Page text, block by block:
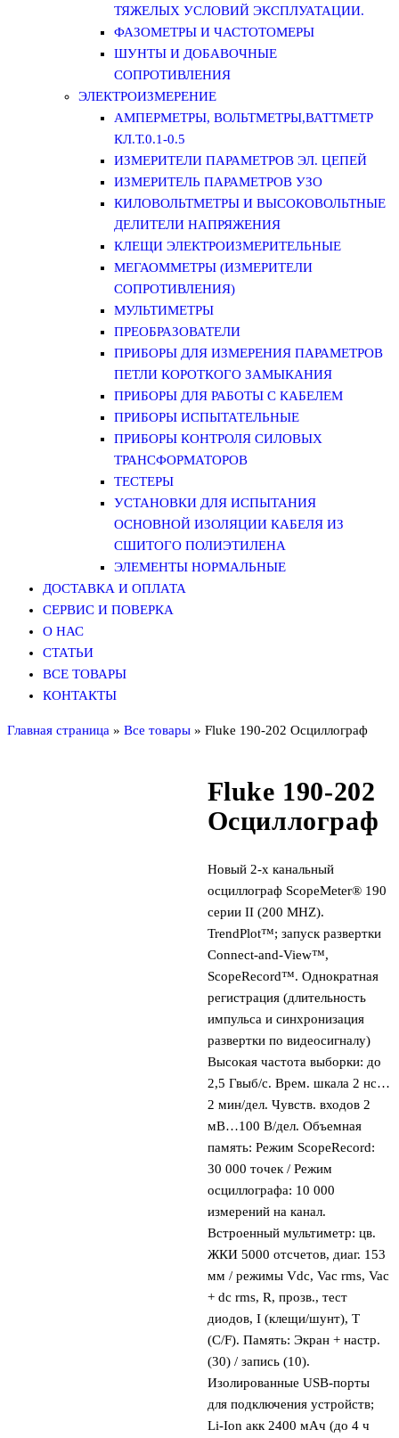
ТЯЖЕЛЫХ УСЛОВИЙ ЭКСПЛУАТАЦИИ.
ФАЗОМЕТРЫ И ЧАСТОТОМЕРЫ
ШУНТЫ И ДОБАВОЧНЫЕ
СОПРОТИВЛЕНИЯ
ЭЛЕКТРОИЗМЕРЕНИЕ
АМПЕРМЕТРЫ, ВОЛЬТМЕТРЫ,ВАТТМЕТР
КЛ.Т.0.1-0.5
ИЗМЕРИТЕЛИ ПАРАМЕТРОВ ЭЛ. ЦЕПЕЙ
ИЗМЕРИТЕЛЬ ПАРАМЕТРОВ УЗО
КИЛОВОЛЬТМЕТРЫ И ВЫСОКОВОЛЬТНЫЕ
ДЕЛИТЕЛИ НАПРЯЖЕНИЯ
КЛЕЩИ ЭЛЕКТРОИЗМЕРИТЕЛЬНЫЕ
МЕГАОММЕТРЫ (ИЗМЕРИТЕЛИ
СОПРОТИВЛЕНИЯ)
МУЛЬТИМЕТРЫ
ПРЕОБРАЗОВАТЕЛИ
ПРИБОРЫ ДЛЯ ИЗМЕРЕНИЯ ПАРАМЕТРОВ
ПЕТЛИ КОРОТКОГО ЗАМЫКАНИЯ
ПРИБОРЫ ДЛЯ РАБОТЫ С КАБЕЛЕМ
ПРИБОРЫ ИСПЫТАТЕЛЬНЫЕ
ПРИБОРЫ КОНТРОЛЯ СИЛОВЫХ
ТРАНСФОРМАТОРОВ
ТЕСТЕРЫ
УСТАНОВКИ ДЛЯ ИСПЫТАНИЯ
ОСНОВНОЙ ИЗОЛЯЦИИ КАБЕЛЯ ИЗ
СШИТОГО ПОЛИЭТИЛЕНА
ЭЛЕМЕНТЫ НОРМАЛЬНЫЕ
ДОСТАВКА И ОПЛАТА
СЕРВИС И ПОВЕРКА
О НАС
СТАТЬИ
ВСЕ ТОВАРЫ
КОНТАКТЫ
Главная страница » Все товары » Fluke 190-202 Осциллограф
Fluke 190-202
Осциллограф
Новый 2-х канальный
осциллограф ScopeMeter® 190
серии II (200 MHZ).
TrendPlot™; запуск развертки
Connect-and-View™,
ScopeRecord™. Однократная
регистрация (длительность
импульса и синхронизация
развертки по видеосигналу)
Высокая частота выборки: до
2,5 Гвыб/с. Врем. шкала 2 нс…
2 мин/дел. Чувств. входов 2
мВ…100 В/дел. Объемная
память: Режим ScopeRecord:
30 000 точек / Режим
осциллографа: 10 000
измерений на канал.
Встроенный мультиметр: цв.
ЖКИ 5000 отсчетов, диаг. 153
мм / режимы Vdc, Vac rms, Vac
+ dc rms, R, прозв., тест
диодов, I (клещи/шунт), T
(C/F). Память: Экран + настр.
(30) / запись (10).
Изолированные USB-порты
для подключения устройств;
Li-Ion акк 2400 мАч (до 4 ч